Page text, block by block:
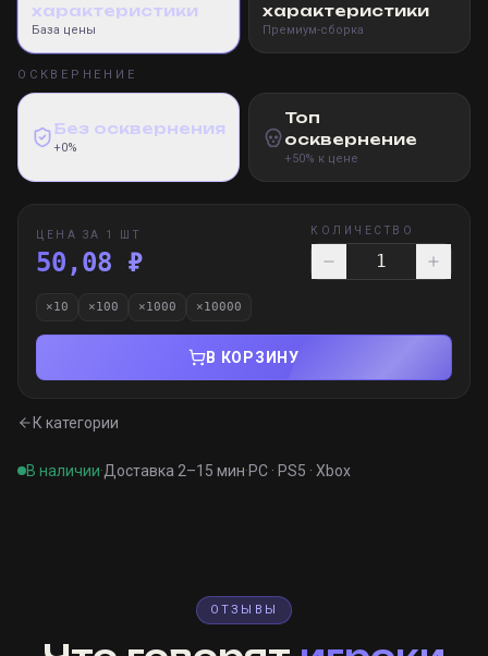
характеристики
База цены
характеристики
Премиум-сборка
ОСКВЕРНЕНИЕ
Без осквернения
+0%
Топ
осквернение
+50% к цене
ЦЕНА ЗА 1 ШТ
50,08 ₽
КОЛИЧЕСТВО
×10 ×100 ×1000 ×10000
В КОРЗИНУ
К категории
В наличии·Доставка 2–15 мин·PC · PS5 · Xbox
ОТЗЫВЫ